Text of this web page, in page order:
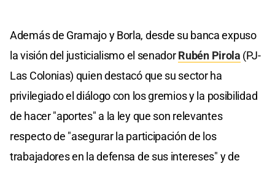
Además de Gramajo y Borla, desde su banca expuso
la visión del justicialismo el senadorRubén Pirola (PJ-
Las Colonias) quien destacó que su sector ha
privilegiado el diálogo con los gremios y la posibilidad
de hacer "aportes" a la ley que son relevantes
respecto de "asegurar la participación de los
trabajadores en la defensa de sus intereses" y de